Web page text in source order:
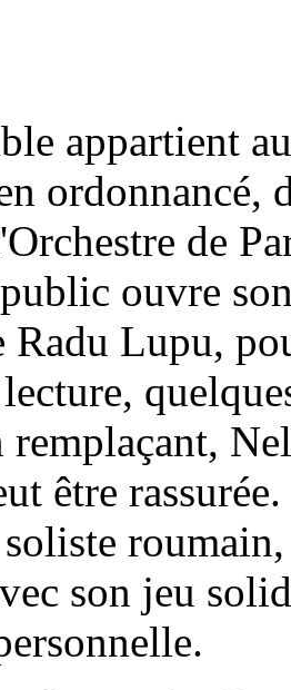
appartient
ordonnancé,
de
ouvre
Lupu,
remplaçant,
être
son jeu